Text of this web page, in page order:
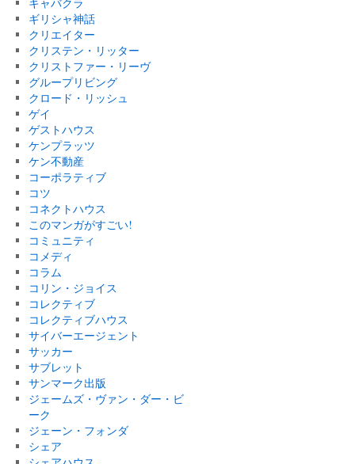
ギリシャ神話
クリエイター
クリステン・リッター
クリストファー・リーヴ
グループリビング
クロード・リッシュ
ゲイ
ゲストハウス
ケンプラッツ
ケン不動産
コーポラティブ
コツ
コネクトハウス
このマンガがすごい!
コミュニティ
コメディ
コラム
コリン・ジョイス
コレクティブ
コレクティブハウス
サイバーエージェント
サッカー
サブレット
サンマーク出版
ジェームズ・ヴァン・ダー・ビ
ーク
ジェーン・フォンダ
シェア